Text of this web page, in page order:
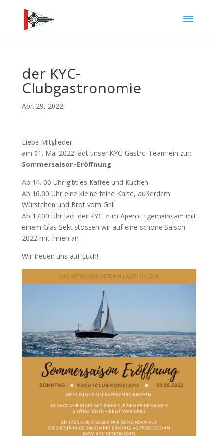
der KYC-
Clubgastronomie
Apr. 29, 2022
Liebe Mitglieder,
am 01. Mai 2022 lädt unser KYC-Gastro-Team ein zur:
Sommersaison-Eröffnung
Ab 14. 00 Uhr gibt es Kaffee und Kuchen
Ab 16.00 Uhr eine kleine feine Karte, außerdem
Würstchen und Brot vom Grill
Ab 17.00 Uhr lädt der KYC zum Apero – gemeinsam mit
einem Glas Sekt stossen wir auf eine schöne Saison
2022 mit Ihnen an
Wir freuen uns auf Euch!